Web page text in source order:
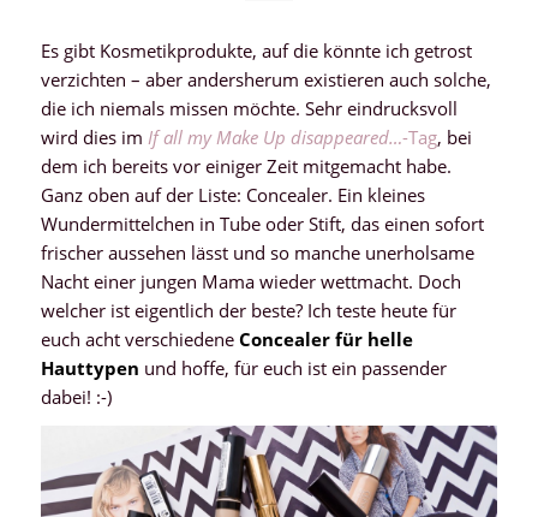
Es gibt Kosmetikprodukte, auf die könnte ich getrost
verzichten – aber andersherum existieren auch solche,
die ich niemals missen möchte. Sehr eindrucksvoll
wird dies im If all my Make Up disappeared…-Tag, bei
dem ich bereits vor einiger Zeit mitgemacht habe.
Ganz oben auf der Liste: Concealer. Ein kleines
Wundermittelchen in Tube oder Stift, das einen sofort
frischer aussehen lässt und so manche unerholsame
Nacht einer jungen Mama wieder wettmacht. Doch
welcher ist eigentlich der beste? Ich teste heute für
euch acht verschiedeneConcealer für helle
Hauttypen und hoffe, für euch ist ein passender
dabei! :-)